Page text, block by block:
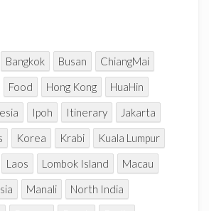
Bangkok Busan
ChiangMai
Food Hong Kong
HuaHin
Ipoh Itinerary
Jakarta
Korea Krabi
Kuala Lumpur
Laos Lombok Island
Macau
Manali
North India